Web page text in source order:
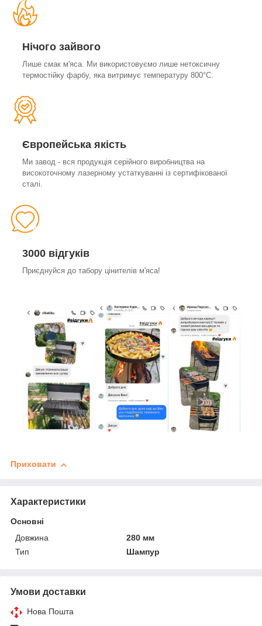
Нічого зайвого
Лише смак м'яса. Ми використовуємо лише нетоксичну
термостійку фарбу, яка витримує температуру 800°С.
Європейська якість
Ми завод - вся продукція серійного виробництва на
високоточному лазерному устаткуванні із сертифікованої
сталі.
3000 відгуків
Приєднуйся до табору цінителів м'яса!
Приховати
Характеристики
Основні
Довжина
280 мм
Тип
Шампур
Умови доставки
Нова Пошта